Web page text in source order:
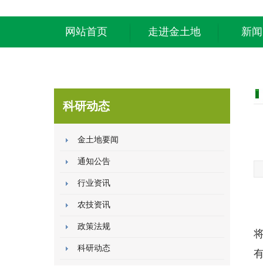
网站首页 走进金土地 新
科研动态
金土地要闻
通知公告
行业资讯
农技资讯
政策法规
科研动态